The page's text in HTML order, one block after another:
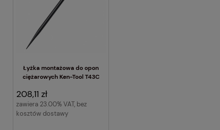
Łyżka montażowa do opon
ciężarowych Ken-Tool T43C
208,11 zł
zawiera 23.00% VAT, bez
kosztów dostawy